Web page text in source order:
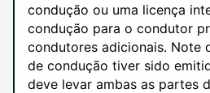
condução ou uma licença
condução para o condutor
condutores adicionais. Note
de condução tiver sido
deve levar ambas as partes